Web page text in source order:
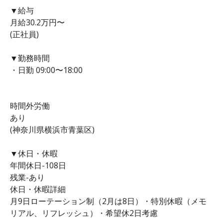
▼給与
月給30.2万円〜
(正社員)
▼勤務時間
・日勤 09:00〜18:00
時間外労働
あり
(神奈川県横浜市青葉区)
▼休日・休暇
年間休日-108日
残業-あり
休日・休暇詳細
月9日ローテーション制（2月は8日）・特別休暇（メモ
リアル、リフレッシュ）・希望休2日考慮